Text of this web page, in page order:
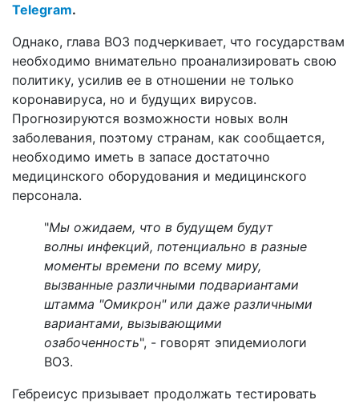
Telegram.
Однако, глава ВОЗ подчеркивает, что государствам
необходимо внимательно проанализировать свою
политику, усилив ее в отношении не только
коронавируса, но и будущих вирусов.
Прогнозируются возможности новых волн
заболевания, поэтому странам, как сообщается,
необходимо иметь в запасе достаточно
медицинского оборудования и медицинского
персонала.
"Мы ожидаем, что в будущем будут
волны инфекций, потенциально в разные
моменты времени по всему миру,
вызванные различными подвариантами
штамма "Омикрон" или даже различными
вариантами, вызывающими
озабоченность", - говорят эпидемиологи
ВОЗ.
Гебреисус призывает продолжать тестировать